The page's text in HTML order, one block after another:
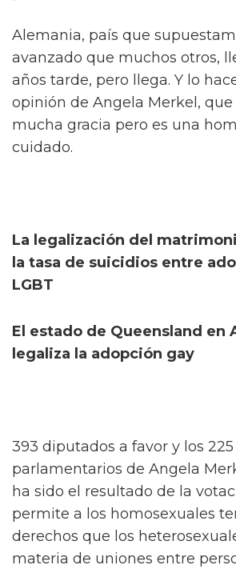
Alemania, país que
avanzado que muchos otros,
años tarde, pero llega. Y lo
opinión de Angela Merkel, que
mucha gracia pero es una
cuidado.
La legalización del
la tasa de suicidios entre
LGBT
El estado de Queensland en
legaliza la adopción gay
393 diputados a favor y los 225
parlamentarios de Angela
ha sido el resultado de la
permite a los homosexuales
derechos que los
materia de uniones entre